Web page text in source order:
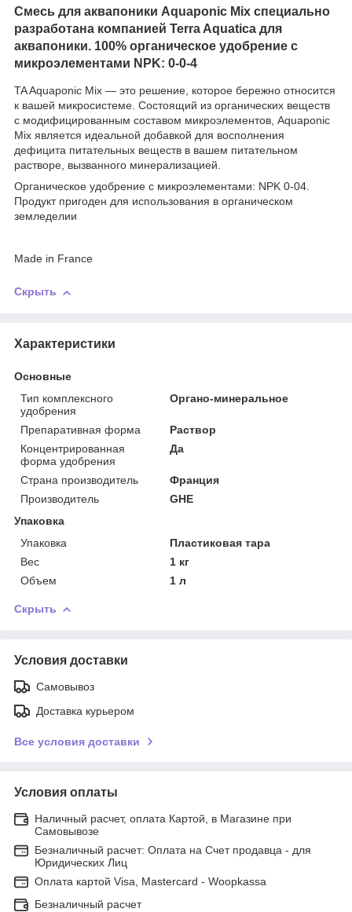
Смесь для аквапоники Aquaponic Mix специально
разработана компанией Terra Aquatica для
аквапоники. 100% органическое удобрение с
микроэлементами NPK: 0-0-4
TA Aquaponic Mix — это решение, которое бережно относится
к вашей микросистеме. Состоящий из органических веществ
с модифицированным составом микроэлементов, Aquaponic
Mix является идеальной добавкой для восполнения
дефицита питательных веществ в вашем питательном
растворе, вызванного минерализацией.
Органическое удобрение с микроэлементами: NPK 0-04.
Продукт пригоден для использования в органическом
земледелии
Made in France
Скрыть
Характеристики
Основные
Тип комплексного
удобрения
Органо-минеральное
Препаративная форма
Раствор
Концентрированная
форма удобрения
Да
Страна производитель
Франция
Производитель
GHE
Упаковка
Упаковка
Пластиковая тара
Вес
1 кг
Объем
1 л
Скрыть
Условия доставки
Самовывоз
Доставка курьером
Все условия доставки
Условия оплаты
Наличный расчет, оплата Картой, в Магазине при
Самовывозе
Безналичный расчет: Оплата на Счет продавца - для
Юридических Лиц
Оплата картой Visa, Mastercard - Woopkassa
Безналичный расчет